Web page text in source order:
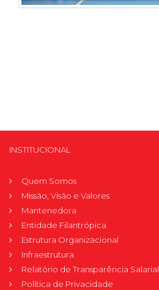
INSTITUCIONAL
Quem Somos
Missão, Visão e Valores
Mantenedora
Entidade Filantrópica
Estrutura Organizacional
Infraestrutura
Relatório de Transparência Salarial
Política de Privacidade